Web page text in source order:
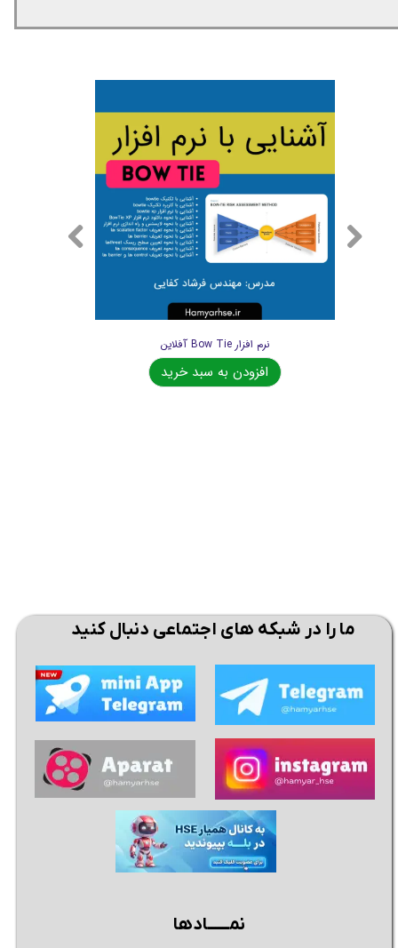
نرم افزار Bow Tie آفلاین
افزودن به سبد خرید
ما را در شبکه های اجتماعی دنبال کنید
نمــــــادها